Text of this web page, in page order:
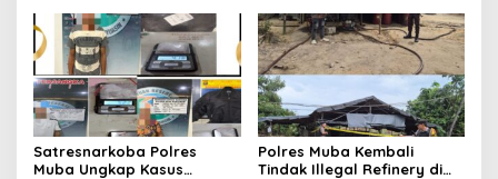
Masih Diburu
Satresnarkoba Polres
Muba Ungkap Kasus
Polres Muba Kembali
Tindak Illegal Refinery di